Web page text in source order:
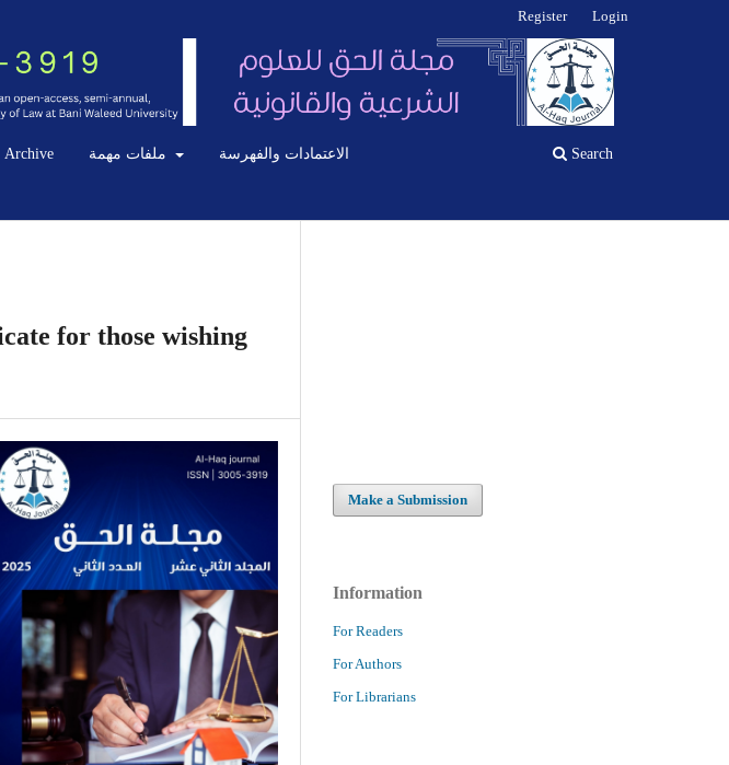
Archive الاعتمادات والفهرسة Search
Register Login
for those wishing
Make a Submission
Information
For Readers
For Authors
For Librarians